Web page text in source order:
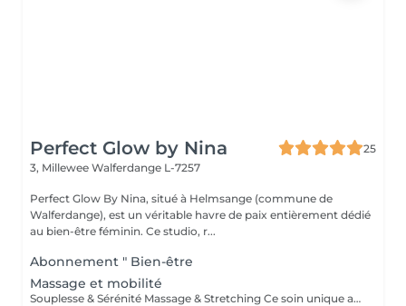
Perfect Glow by Nina
25
3, Millewee Walferdange L-7257
Perfect Glow By Nina, situé à Helmsange (commune de
Walferdange), est un véritable havre de paix entièrement dédié
au bien-être féminin. Ce studio, r...
Abonnement " Bien-être
Massage et mobilité
Souplesse & Sérénité Massage & Stretching Ce soin unique allie la détente profonde du massage bien-être à la puissance du stretching passif, pour un relâchement complet du corps et de l'esprit. Pendant la séance, j'alterne entre des mouvements de massage relaxant pour détendre les tensions musculaires, et des étirements doux et guidés pour redonner de la mobilité à vos articulations et améliorer votre posture. Bienfaits : Soulage les tensions et raideurs musculaires Améliore la souplesse et la circulation Favorise une meilleure respiration et posture Relâche le mental et réduit le stress corporel Ce soin est idéal pour les personnes actives, en période de stress, ou simplement à la recherche d'un moment de bien-être profond et équilibrant.